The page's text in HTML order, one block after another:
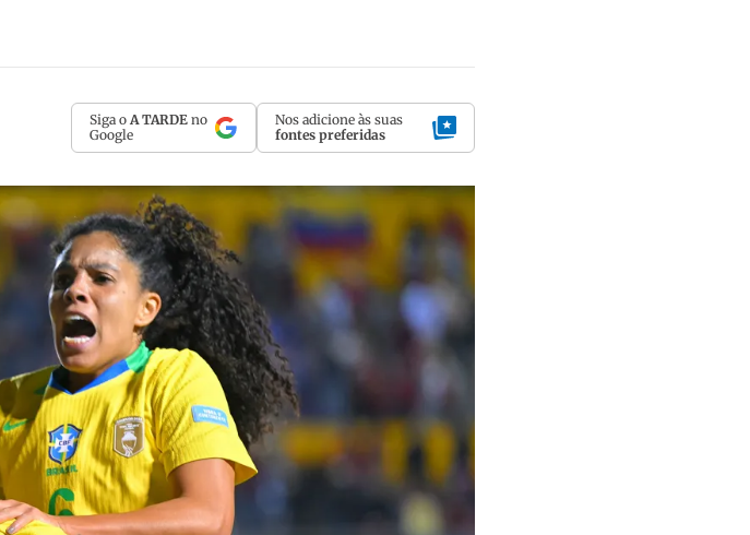
Siga o A TARDE no
Google
Nos adicione às suas
fontes preferidas